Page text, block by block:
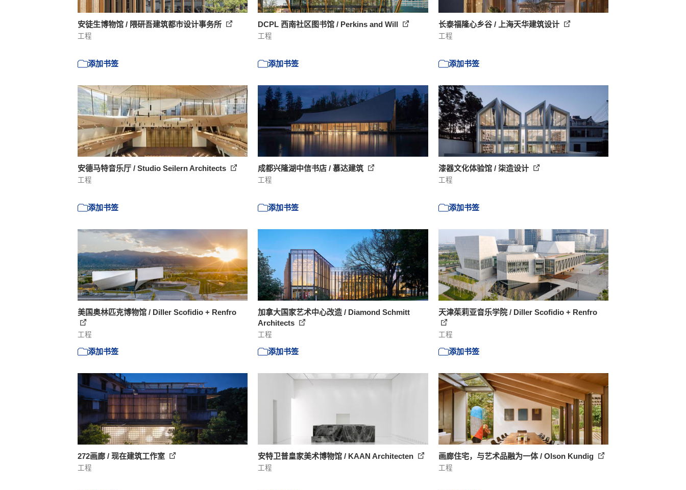
安徒生博物馆 / 隈研吾建筑都市设计事务所
工程
添加书签
DCPL 西南社区图书馆 / Perkins and Will
工程
添加书签
长泰福隆心乡谷 / 上海天华建筑设计
工程
添加书签
安德马特音乐厅 / Studio Seilern Architects
工程
添加书签
成都兴隆湖中信书店 / 慕达建筑
工程
添加书签
漆器文化体验馆 / 柒造设计
工程
添加书签
美国奥林匹克博物馆 / Diller Scofidio + Renfro
工程
添加书签
加拿大国家艺术中心改造 / Diamond Schmitt
Architects
工程
添加书签
天津茱莉亚音乐学院 / Diller Scofidio + Renfro
工程
添加书签
272画廊 / 现在建筑工作室
工程
安特卫普皇家美术博物馆 / KAAN Architecten
工程
画廊住宅，与艺术品融为一体 / Olson Kundig
工程